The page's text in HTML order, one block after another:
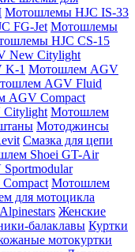
Мотошлемы HJC IS-33
FG-Jet Мотошлемы
HJC CS-15
New Citylight
K-1 Мотошлем AGV
AGV Fluid
AGV Compact
Мотошлем
Мотоджинсы
Смазка для цепи
Shoei GT-Air
Мотошлем
для мотоцикла
Женские
балаклавы Куртки
мотокуртки